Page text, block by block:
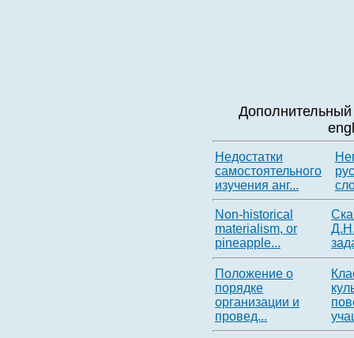
Недостатки
самостоятельного
изучения анг...
Non-historical
materialism, or
pineapple...
Положение о
порядке
организации и
провед...